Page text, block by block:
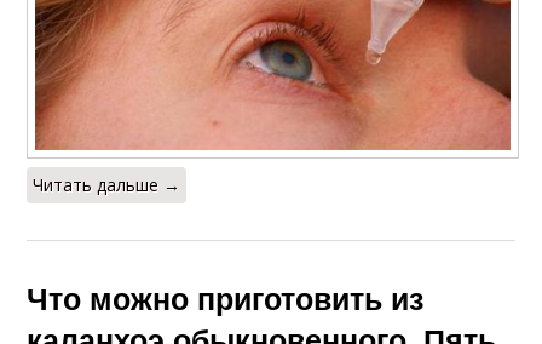
Читать дальше →
Что можно приготовить из